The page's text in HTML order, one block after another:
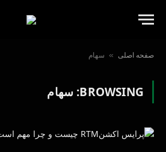
صفحه اصلی » سهام
BROWSING: سهام